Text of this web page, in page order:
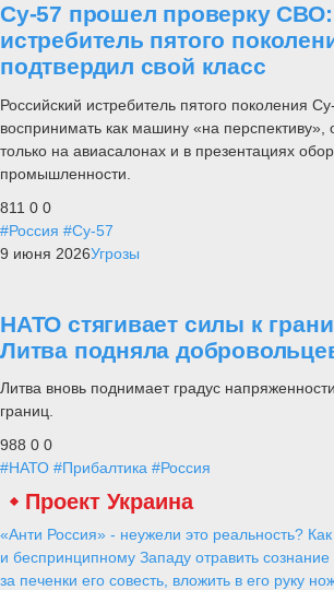
Су-57 прошел проверку
истребитель пятого
подтвердил свой класс
Российский истребитель пятого поколения
воспринимать как машину «на перспективу»,
только на авиасалонах и в презентациях
промышленности.
811 0 0
#Россия #Су-57
9 июня 2026Угрозы
НАТО стягивает силы к
Литва подняла
Литва вновь поднимает градус
границ.
988 0 0
#НАТО #Прибалтика #Россия
Проект Украина
«Анти Россия» - неужели это реальность?
и беспринципному Западу отравить
за печенки его совесть, вложить в его руку